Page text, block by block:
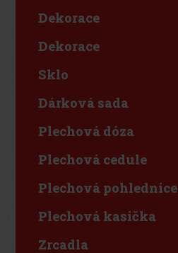
Dekorace
Dekorace
Sklo
Dárková sada
Plechová dóza
Plechová cedule
Plechová pohlednice
10x14cm
Plechová kasička
Zrcadla